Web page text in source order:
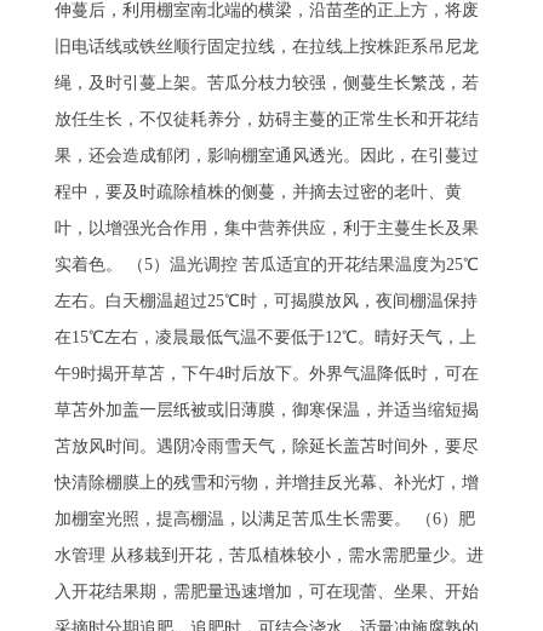
伸蔓后，利用棚室南北端的横梁，沿苗垄的正上方，将废
旧电话线或铁丝顺行固定拉线，在拉线上按株距系吊尼龙
绳，及时引蔓上架。苦瓜分枝力较强，侧蔓生长繁茂，若
放任生长，不仅徒耗养分，妨碍主蔓的正常生长和开花结
果，还会造成郁闭，影响棚室通风透光。因此，在引蔓过
程中，要及时疏除植株的侧蔓，并摘去过密的老叶、黄
叶，以增强光合作用，集中营养供应，利于主蔓生长及果
实着色。 （5）温光调控 苦瓜适宜的开花结果温度为25℃
左右。白天棚温超过25℃时，可揭膜放风，夜间棚温保持
在15℃左右，凌晨最低气温不要低于12℃。晴好天气，上
午9时揭开草苫，下午4时后放下。外界气温降低时，可在
草苫外加盖一层纸被或旧薄膜，御寒保温，并适当缩短揭
苫放风时间。遇阴冷雨雪天气，除延长盖苫时间外，要尽
快清除棚膜上的残雪和污物，并增挂反光幕、补光灯，增
加棚室光照，提高棚温，以满足苦瓜生长需要。 （6）肥
水管理 从移栽到开花，苦瓜植株较小，需水需肥量少。进
入开花结果期，需肥量迅速增加，可在现蕾、坐果、开始